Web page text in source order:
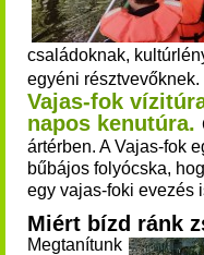
családoknak,
egyéni résztvevőknek.
Vajas-fok
napos kenutúra.
ártérben. A Vajas-fok
bűbájos folyócska,
egy vajas-foki evezés
Miért bízd ránk
Megtanítunk